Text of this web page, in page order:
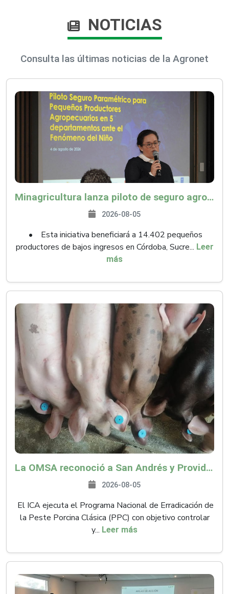
NOTICIAS
Consulta las últimas noticias de la Agronet
Minagricultura lanza piloto de seguro agropecuario por $9.625 millones para proteger a más de 14.000 pequeños productores contra riesgos del Fenómeno de El Niño
2026-08-05
• Esta iniciativa beneficiará a 14.402 pequeños
productores de bajos ingresos en Córdoba, Sucre... Leer
más
La OMSA reconoció a San Andrés y Providencia como zona libre de Peste Porcina Clásica (PPC)
2026-08-05
El ICA ejecuta el Programa Nacional de Erradicación de
la Peste Porcina Clásica (PPC) con objetivo controlar
y... Leer más